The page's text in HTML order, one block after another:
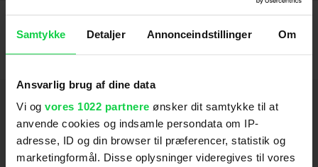
Samtykke Detaljer Annonceindstillinger Om
Ansvarlig brug af dine data
Vi og vores 1022 partnere ønsker dit samtykke til at
anvende cookies og indsamle persondata om IP-
adresse, ID og din browser til præferencer, statistik og
marketingformål. Disse oplysninger videregives til vores
Hold dig opdateret
Send